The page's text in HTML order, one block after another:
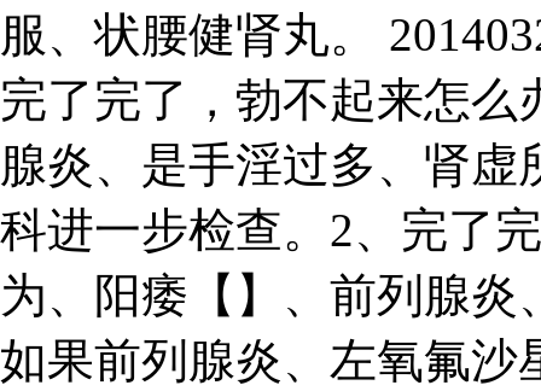
服、状腰健肾丸。
完了完了，勃不起来怎
腺炎、是手淫过多、肾
科进一步检查。2、完了
为、阳痿【】、前列腺
如果前列腺炎、左氧氟沙